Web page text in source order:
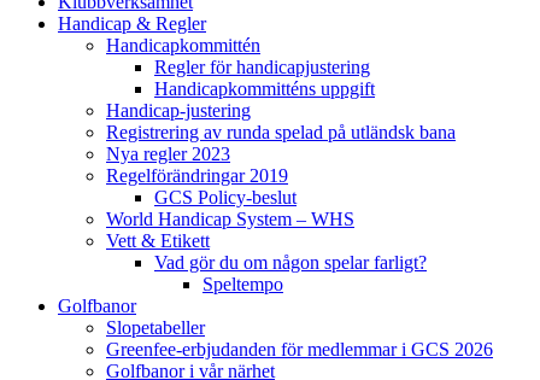
Handicap & Regler
Handicapkommittén
Regler för handicapjustering
Handicapkommitténs uppgift
Handicap-justering
Registrering av runda spelad på utländsk bana
Nya regler 2023
Regelförändringar 2019
GCS Policy-beslut
World Handicap System – WHS
Vett & Etikett
Vad gör du om någon spelar farligt?
Speltempo
Golfbanor
Slopetabeller
Greenfee-erbjudanden för medlemmar i GCS 2026
Golfbanor i vår närhet